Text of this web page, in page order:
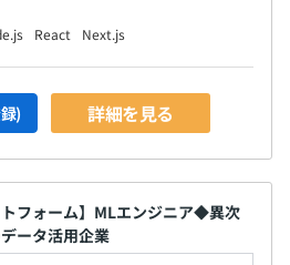
React Next.js
) 詳細を見る
トフォーム】MLエンジニア◆異次
ータ活用企業